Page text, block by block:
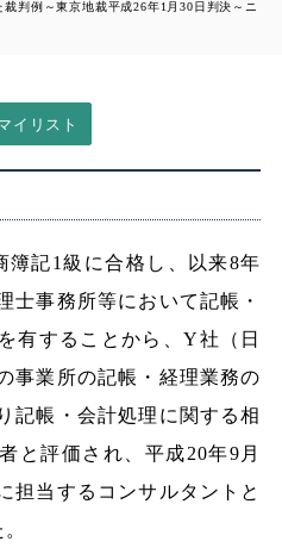
判例 ～東京地裁平成26年1月30日判決～ニ
イリスト
簿記1級に合格し、以来8年
士事務所等において記帳・
有することから、Y社（日
事業所の記帳・経理業務の
記帳・会計処理に関する相
と評価され、平成20年9月
担当するコンサルタントと